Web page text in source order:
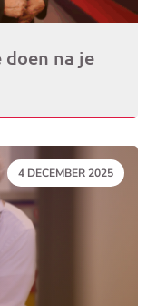
doen na je
DATUM:
4 DECEMBER 2025